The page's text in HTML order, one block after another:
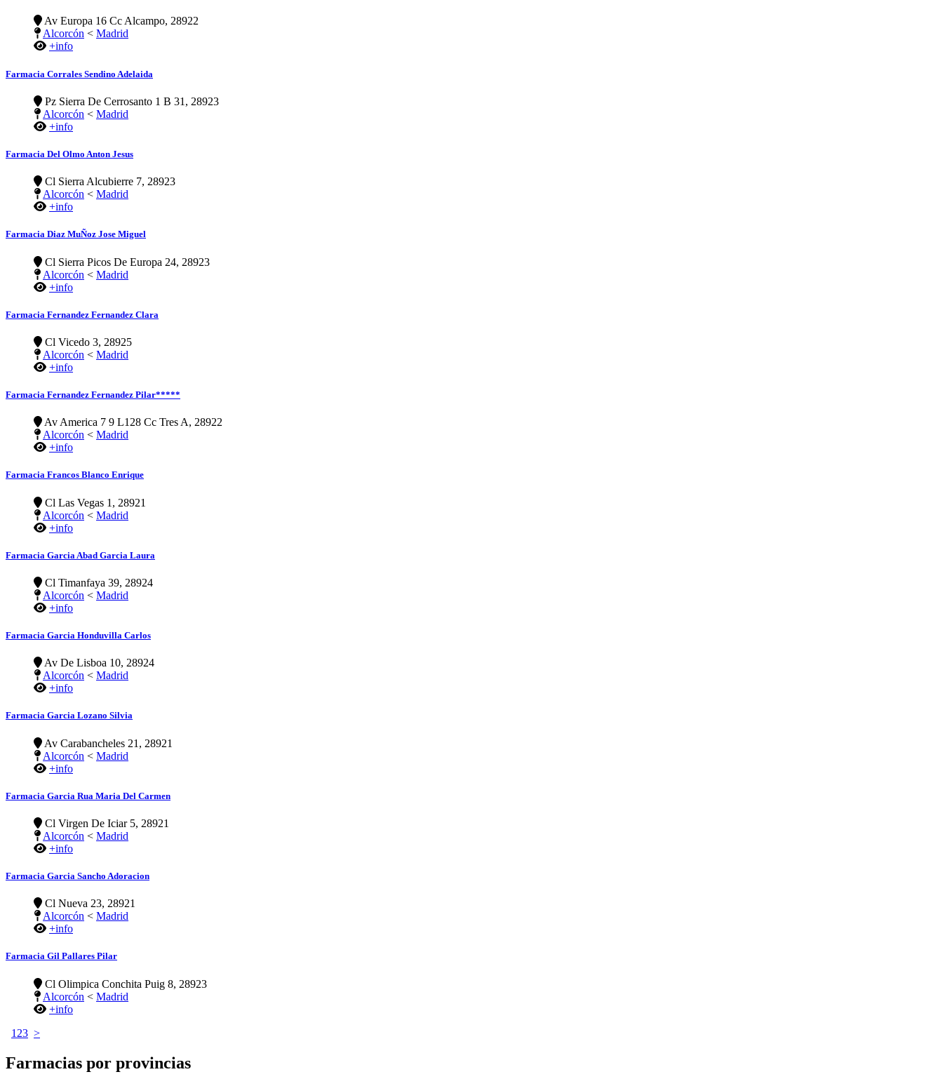
Av Europa 16 Cc Alcampo, 28922
Alcorcón < Madrid
+info
Farmacia Corrales Sendino Adelaida
Pz Sierra De Cerrosanto 1 B 31, 28923
Alcorcón < Madrid
+info
Farmacia Del Olmo Anton Jesus
Cl Sierra Alcubierre 7, 28923
Alcorcón < Madrid
+info
Farmacia Diaz MuÑoz Jose Miguel
Cl Sierra Picos De Europa 24, 28923
Alcorcón < Madrid
+info
Farmacia Fernandez Fernandez Clara
Cl Vicedo 3, 28925
Alcorcón < Madrid
+info
Farmacia Fernandez Fernandez Pilar*****
Av America 7 9 L128 Cc Tres A, 28922
Alcorcón < Madrid
+info
Farmacia Francos Blanco Enrique
Cl Las Vegas 1, 28921
Alcorcón < Madrid
+info
Farmacia Garcia Abad Garcia Laura
Cl Timanfaya 39, 28924
Alcorcón < Madrid
+info
Farmacia Garcia Honduvilla Carlos
Av De Lisboa 10, 28924
Alcorcón < Madrid
+info
Farmacia Garcia Lozano Silvia
Av Carabancheles 21, 28921
Alcorcón < Madrid
+info
Farmacia Garcia Rua Maria Del Carmen
Cl Virgen De Iciar 5, 28921
Alcorcón < Madrid
+info
Farmacia Garcia Sancho Adoracion
Cl Nueva 23, 28921
Alcorcón < Madrid
+info
Farmacia Gil Pallares Pilar
Cl Olimpica Conchita Puig 8, 28923
Alcorcón < Madrid
+info
1 23 >
Farmacias por provincias